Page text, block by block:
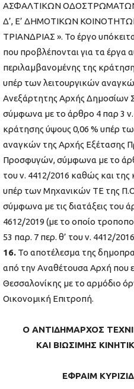
ΑΣΦΑΛΤΙΚΩΝ ΟΔΟΣΤΡΩΜΑΤΩΝ
Δ’, Ε’ ΔΗΜΟΤΙΚΩΝ
ΤΡΙΑΝΔΡΙΑΣ ». Το έργο
που προβλέπονται για τα έργα
περιλαμβανομένης της
υπέρ των λειτουργικών
Ανεξάρτητης Αρχής Δημοσίων
σύμφωνα με το άρθρο 4 παρ 3 ν.
κράτησης ύψους 0,06 % υπέρ
αναγκών της Αρχής Εξέτασης
Προσφυγών, σύμφωνα με το
του ν. 4412/2016 καθώς και
υπέρ των Μηχανικών ΤΕ της
σύμφωνα με τις διατάξεις του
4612/2019 (με το οποίο
53 παρ. 7 περ. θ’ του ν. 4412/
16. Το αποτέλεσμα της
από την Αναθέτουσα Αρχή που
Θεσσαλονίκης με το αρμόδιο
Οικονομική Επιτροπή.
Ο ΑΝΤΙΔΗΜΑΡΧΟΣ
ΚΑΙ ΒΙΩΣΙΜΗΣ
ΕΦΡΑΙΜ